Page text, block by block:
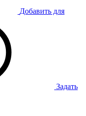
Добавить для
Задать